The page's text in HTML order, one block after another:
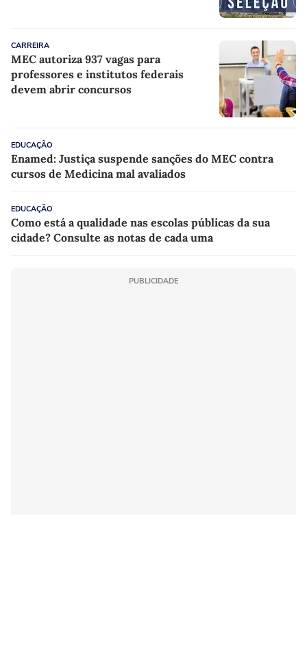
CARREIRA
MEC autoriza 937 vagas para
professores e institutos federais
devem abrir concursos
EDUCAÇÃO
Enamed: Justiça suspende sanções do MEC contra
cursos de Medicina mal avaliados
EDUCAÇÃO
Como está a qualidade nas escolas públicas da sua
cidade? Consulte as notas de cada uma
PUBLICIDADE